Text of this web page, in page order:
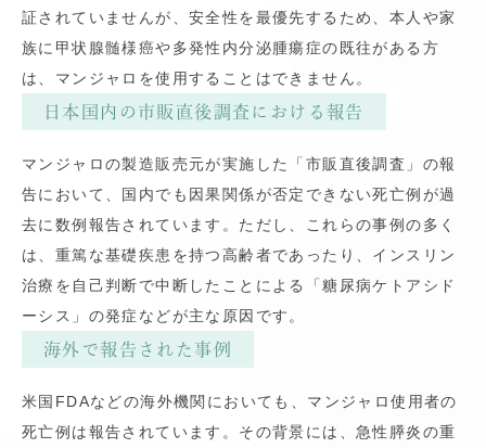
証されていませんが、安全性を最優先するため、本人や家
族に甲状腺髄様癌や多発性内分泌腫瘍症の既往がある方
は、マンジャロを使用することはできません。
日本国内の市販直後調査における報告
マンジャロの製造販売元が実施した「市販直後調査」の報
告において、国内でも因果関係が否定できない死亡例が過
去に数例報告されています。ただし、これらの事例の多く
は、重篤な基礎疾患を持つ高齢者であったり、インスリン
治療を自己判断で中断したことによる「糖尿病ケトアシド
ーシス」の発症などが主な原因です。
海外で報告された事例
米国FDAなどの海外機関においても、マンジャロ使用者の
死亡例は報告されています。その背景には、急性膵炎の重